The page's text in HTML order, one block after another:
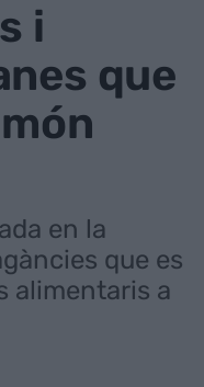
i
que
en la
que es
alimentaris a